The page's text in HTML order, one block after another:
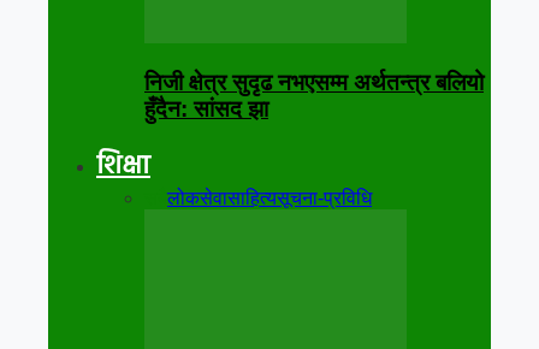
निजी क्षेत्र सुदृढ नभएसम्म अर्थतन्त्र बलियो
हुँदैन: सांसद झा
शिक्षा
सबैलोकसेवासाहित्यसूचना-प्रविधि